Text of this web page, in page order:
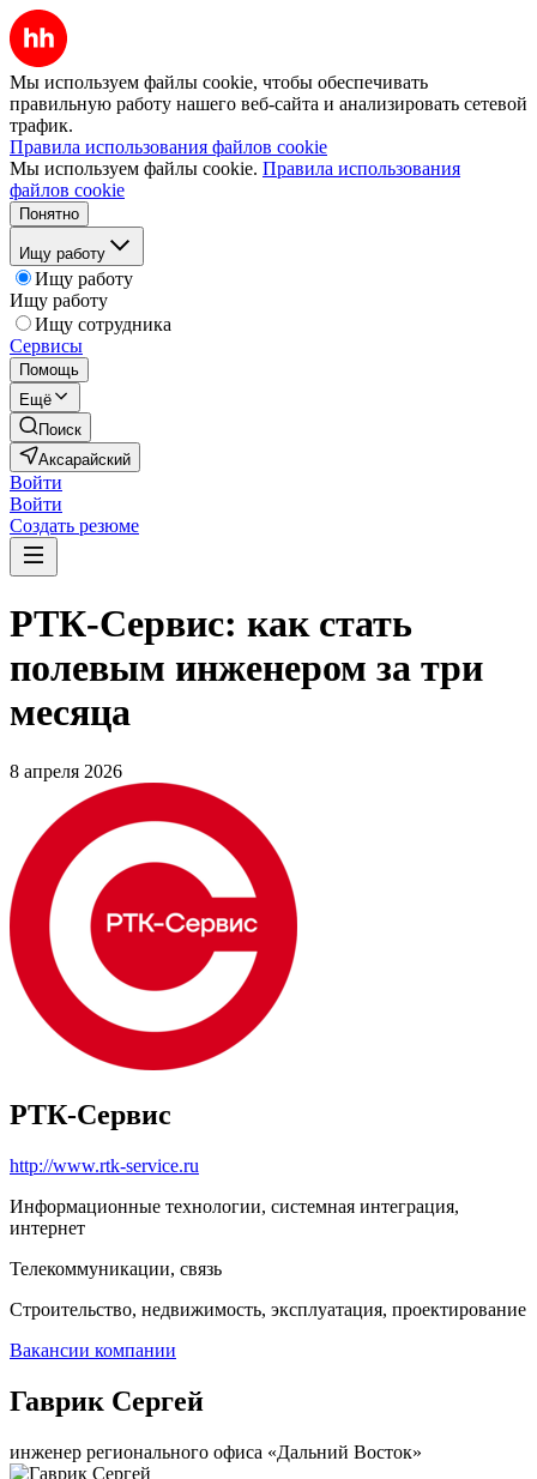
Мы используем файлы cookie, чтобы обеспечивать
правильную работу нашего веб-сайта и анализировать сетевой
трафик.
Правила использования файлов cookie
Мы используем файлы cookie. Правила использования
файлов cookie
Понятно
Ищу работу
Ищу работу
Ищу работу
Ищу сотрудника
Сервисы
Помощь
Ещё
Поиск
Аксарайский
Войти
Войти
Создать резюме
РТК-Сервис: как стать
полевым инженером за три
месяца
8 апреля 2026
РТК-Сервис
http://www.rtk-service.ru
Информационные технологии, системная интеграция,
интернет
Телекоммуникации, связь
Строительство, недвижимость, эксплуатация, проектирование
Вакансии компании
Гаврик Сергей
инженер регионального офиса «Дальний Восток»